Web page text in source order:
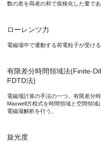
数の差を両者の和で規格化した量であ
ローレンツ力
電磁場中で運動する荷電粒子が受ける
有限差分時間領域法(Finite-
FDTD法)
電磁場計算の手法の一つ。有限差分
Maxwell方程式を時間領域と空間領
電磁場解析を行う。
旋光度